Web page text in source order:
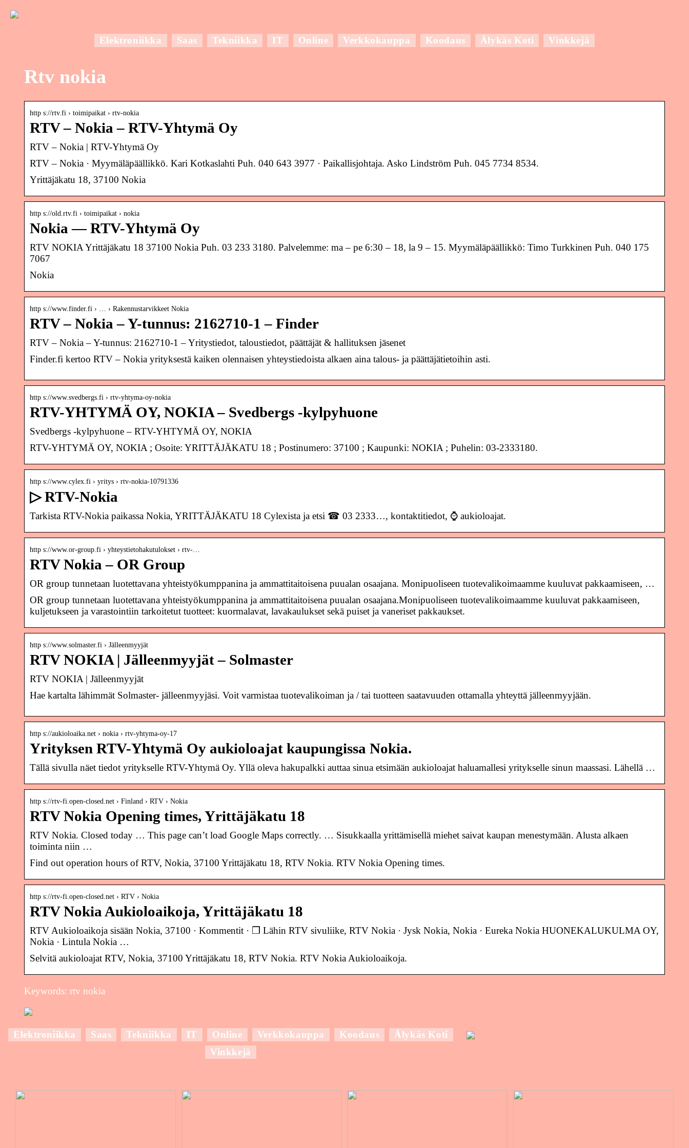
Elektroniikka Saas Tekniikka IT Online Verkkokauppa Koodaus Älykäs Koti Vinkkejä
Rtv nokia
http s://rtv.fi › toimipaikat › rtv-nokia
RTV – Nokia – RTV-Yhtymä Oy
RTV – Nokia | RTV-Yhtymä Oy
RTV – Nokia · Myymäläpäällikkö. Kari Kotkaslahti Puh. 040 643 3977 · Paikallisjohtaja. Asko Lindström Puh. 045 7734 8534.
Yrittäjäkatu 18, 37100 Nokia
http s://old.rtv.fi › toimipaikat › nokia
Nokia — RTV-Yhtymä Oy
RTV NOKIA Yrittäjäkatu 18 37100 Nokia Puh. 03 233 3180. Palvelemme: ma – pe 6:30 – 18, la 9 – 15. Myymäläpäällikkö: Timo Turkkinen Puh. 040 175
7067
Nokia
http s://www.finder.fi › … › Rakennustarvikkeet Nokia
RTV – Nokia – Y-tunnus: 2162710-1 – Finder
RTV – Nokia – Y-tunnus: 2162710-1 – Yritystiedot, taloustiedot, päättäjät & hallituksen jäsenet
Finder.fi kertoo RTV – Nokia yrityksestä kaiken olennaisen yhteystiedoista alkaen aina talous- ja päättäjätietoihin asti.
http s://www.svedbergs.fi › rtv-yhtyma-oy-nokia
RTV-YHTYMÄ OY, NOKIA – Svedbergs -kylpyhuone
Svedbergs -kylpyhuone – RTV-YHTYMÄ OY, NOKIA
RTV-YHTYMÄ OY, NOKIA ; Osoite: YRITTÄJÄKATU 18 ; Postinumero: 37100 ; Kaupunki: NOKIA ; Puhelin: 03-2333180.
http s://www.cylex.fi › yritys › rtv-nokia-10791336
▷ RTV-Nokia
Tarkista RTV-Nokia paikassa Nokia, YRITTÄJÄKATU 18 Cylexista ja etsi ☎ 03 2333…, kontaktitiedot, ⌚ aukioloajat.
http s://www.or-group.fi › yhteystietohakutulokset › rtv-…
RTV Nokia – OR Group
OR group tunnetaan luotettavana yhteistyökumppanina ja ammattitaitoisena puualan osaajana. Monipuoliseen tuotevalikoimaamme kuuluvat pakkaamiseen, …
OR group tunnetaan luotettavana yhteistyökumppanina ja ammattitaitoisena puualan osaajana.Monipuoliseen tuotevalikoimaamme kuuluvat pakkaamiseen,
kuljetukseen ja varastointiin tarkoitetut tuotteet: kuormalavat, lavakaulukset sekä puiset ja vaneriset pakkaukset.
http s://www.solmaster.fi › Jälleenmyyjät
RTV NOKIA | Jälleenmyyjät – Solmaster
RTV NOKIA | Jälleenmyyjät
Hae kartalta lähimmät Solmaster- jälleenmyyjäsi. Voit varmistaa tuotevalikoiman ja / tai tuotteen saatavuuden ottamalla yhteyttä jälleenmyyjään.
http s://aukioloaika.net › nokia › rtv-yhtyma-oy-17
Yrityksen RTV-Yhtymä Oy aukioloajat kaupungissa Nokia.
Tällä sivulla näet tiedot yritykselle RTV-Yhtymä Oy. Yllä oleva hakupalkki auttaa sinua etsimään aukioloajat haluamallesi yritykselle sinun maassasi. Lähellä …
http s://rtv-fi.open-closed.net › Finland › RTV › Nokia
RTV Nokia Opening times, Yrittäjäkatu 18
RTV Nokia. Closed today … This page can’t load Google Maps correctly. … Sisukkaalla yrittämisellä miehet saivat kaupan menestymään. Alusta alkaen
toiminta niin …
Find out operation hours of RTV, Nokia, 37100 Yrittäjäkatu 18, RTV Nokia. RTV Nokia Opening times.
http s://rtv-fi.open-closed.net › RTV › Nokia
RTV Nokia Aukioloaikoja, Yrittäjäkatu 18
RTV Aukioloaikoja sisään Nokia, 37100 · Kommentit · ❒ Lähin RTV sivuliike, RTV Nokia · Jysk Nokia, Nokia · Eureka Nokia HUONEKALUKULMA OY,
Nokia · Lintula Nokia …
Selvitä aukioloajat RTV, Nokia, 37100 Yrittäjäkatu 18, RTV Nokia. RTV Nokia Aukioloaikoja.
Keywords: rtv nokia
Elektroniikka Saas Tekniikka IT Online Verkkokauppa Koodaus
Älykäs Koti
Vinkkejä